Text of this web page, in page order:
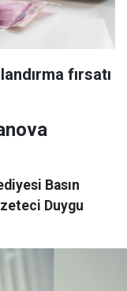
fırsatı
Basın
Duygu